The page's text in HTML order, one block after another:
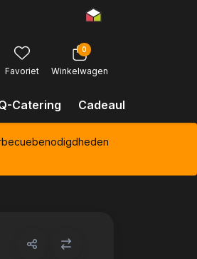
Favoriet
0
Winkelwagen
Catering Cadeaubonnen